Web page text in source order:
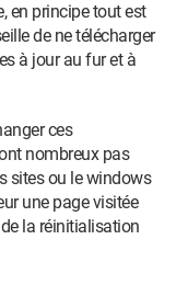
en principe tout est
de ne télécharger
à jour au fur et à
ces
nombreux pas
sites ou le windows
une page visitée
la réinitialisation